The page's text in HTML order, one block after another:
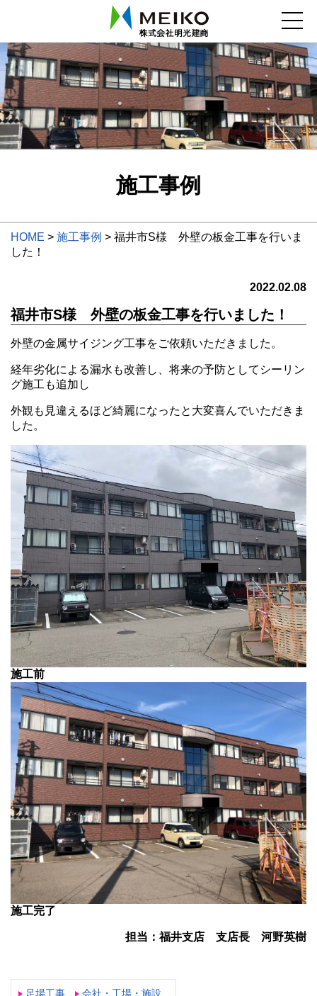
施工事例
HOME > 施工事例 > 福井市S様 外壁の板金工事を行いま
した！
2022.02.08
福井市S様 外壁の板金工事を行いました！
外壁の金属サイジング工事をご依頼いただきました。
経年劣化による漏水も改善し、将来の予防としてシーリン
グ施工も追加し
外観も見違えるほど綺麗になったと大変喜んでいただきま
した。
施工前
施工完了
担当：福井支店 支店長 河野英樹
足場工事 会社・工場・施設